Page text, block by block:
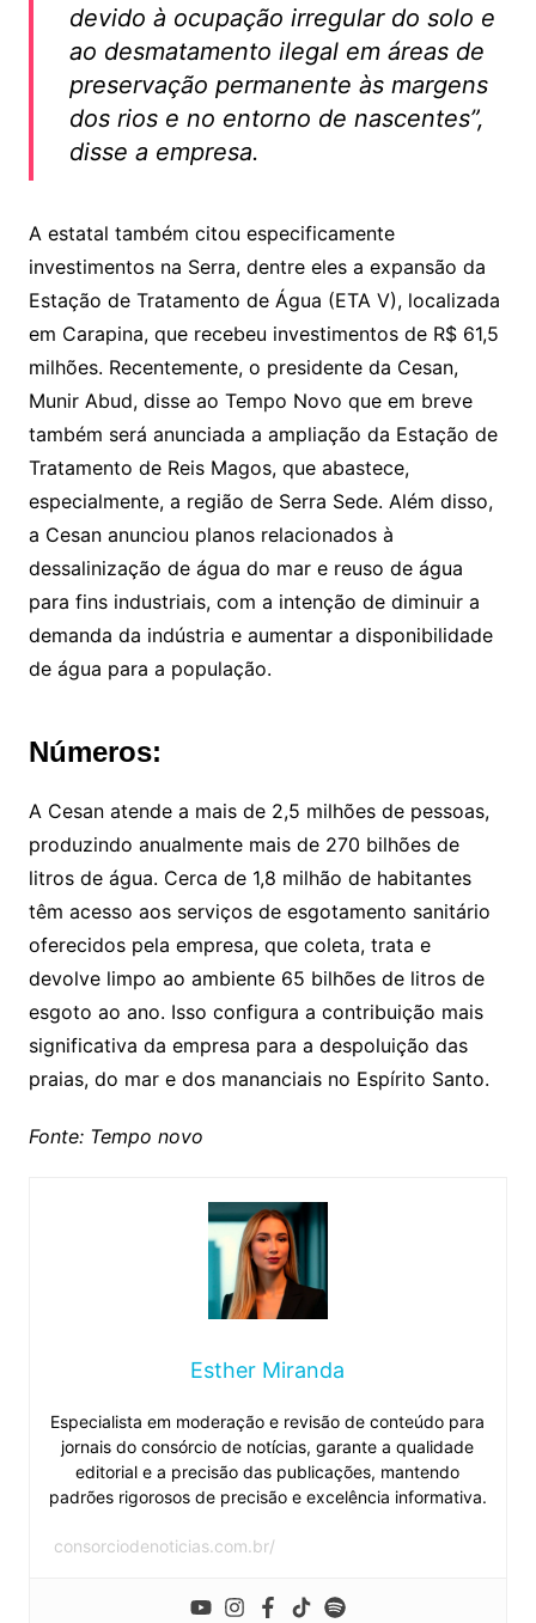
devido à ocupação irregular do solo e
ao desmatamento ilegal em áreas de
preservação permanente às margens
dos rios e no entorno de nascentes”,
disse a empresa.
A estatal também citou especificamente
investimentos na Serra, dentre eles a expansão da
Estação de Tratamento de Água (ETA V), localizada
em Carapina, que recebeu investimentos de R$ 61,5
milhões. Recentemente, o presidente da Cesan,
Munir Abud, disse ao Tempo Novo que em breve
também será anunciada a ampliação da Estação de
Tratamento de Reis Magos, que abastece,
especialmente, a região de Serra Sede. Além disso,
a Cesan anunciou planos relacionados à
dessalinização de água do mar e reuso de água
para fins industriais, com a intenção de diminuir a
demanda da indústria e aumentar a disponibilidade
de água para a população.
Números:
A Cesan atende a mais de 2,5 milhões de pessoas,
produzindo anualmente mais de 270 bilhões de
litros de água. Cerca de 1,8 milhão de habitantes
têm acesso aos serviços de esgotamento sanitário
oferecidos pela empresa, que coleta, trata e
devolve limpo ao ambiente 65 bilhões de litros de
esgoto ao ano. Isso configura a contribuição mais
significativa da empresa para a despoluição das
praias, do mar e dos mananciais no Espírito Santo.
Fonte: Tempo novo
Esther Miranda
Especialista em moderação e revisão de conteúdo para
jornais do consórcio de notícias, garante a qualidade
editorial e a precisão das publicações, mantendo
padrões rigorosos de precisão e excelência informativa.
consorciodenoticias.com.br/